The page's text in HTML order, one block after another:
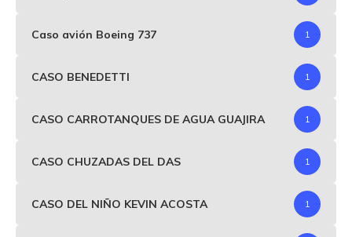
Caso avión Boeing 737 1
CASO BENEDETTI 1
CASO CARROTANQUES DE AGUA GUAJIRA 1
CASO CHUZADAS DEL DAS 1
CASO DEL NIÑO KEVIN ACOSTA 1